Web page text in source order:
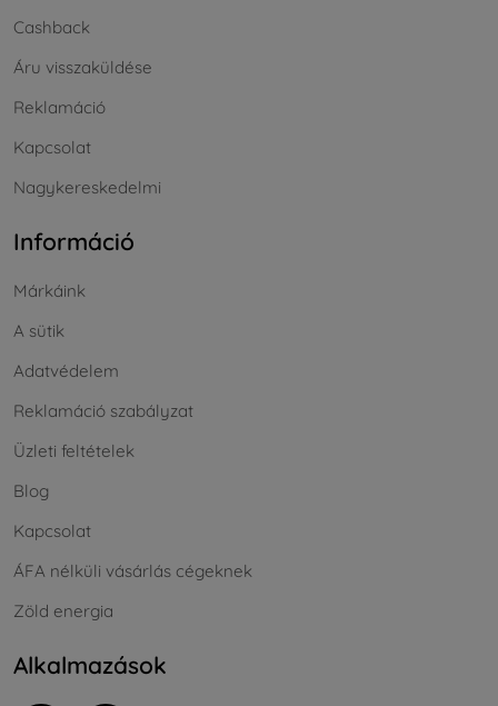
Cashback
Áru visszaküldése
Reklamáció
Kapcsolat
Nagykereskedelmi
Információ
Márkáink
A sütik
Adatvédelem
Reklamáció szabályzat
Üzleti feltételek
Blog
Kapcsolat
ÁFA nélküli vásárlás cégeknek
Zöld energia
Alkalmazások